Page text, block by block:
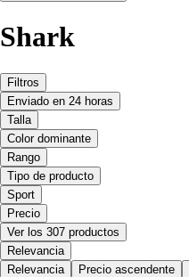
Shark
Filtros
Enviado en 24 horas
Talla
Color dominante
Rango
Tipo de producto
Sport
Precio
Ver los 307 productos
Relevancia
Relevancia
Precio ascendente